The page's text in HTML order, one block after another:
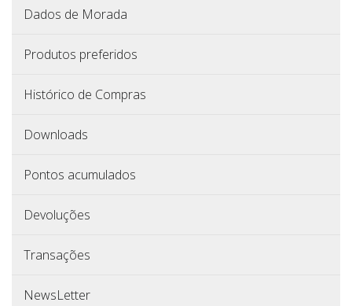
Dados de Morada
Produtos preferidos
Histórico de Compras
Downloads
Pontos acumulados
Devoluções
Transações
NewsLetter